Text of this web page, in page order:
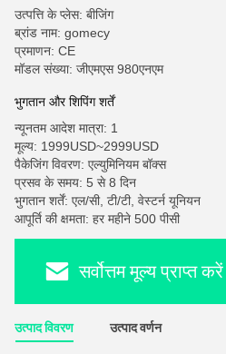
उत्पत्ति के प्लेस: बीजिंग
ब्रांड नाम: gomecy
प्रमाणन: CE
मॉडल संख्या: जीएमएस 980एनएम
भुगतान और शिपिंग शर्तें
न्यूनतम आदेश मात्रा: 1
मूल्य: 1999USD~2999USD
पैकेजिंग विवरण: एल्युमिनियम बॉक्स
प्रसव के समय: 5 से 8 दिन
भुगतान शर्तें: एल/सी, टी/टी, वेस्टर्न यूनियन
आपूर्ति की क्षमता: हर महीने 500 पीसी
सर्वोत्तम मूल्य प्राप्त करें
उत्पाद विवरण उत्पाद वर्णन